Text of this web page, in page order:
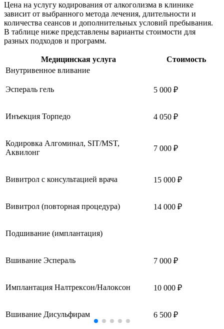
Цена на услугу кодирования от алкоголизма в клинике
зависит от выбранного метода лечения, длительности и
количества сеансов и дополнительных условий пребывания.
В таблице ниже представлены варианты стоимости для
разных подходов и программ.
Медицинская услуга
Стоимость
Внутривенное вливание
Эспераль гель 5 000 ₽
Инъекция Торпедо 4 050 ₽
Кодировка Алгоминал, SIT/MST,
Аквилонг
7 000 ₽
Вивитрол с консультацией врача 15 000 ₽
Вивитрол (повторная процедура) 14 000 ₽
Подшивание (имплантация)
Вшивание Эспераль 7 000 ₽
Имплантация Налтрексон/Налоксон 10 000 ₽
Вшивание Дисульфирам 6 500 ₽